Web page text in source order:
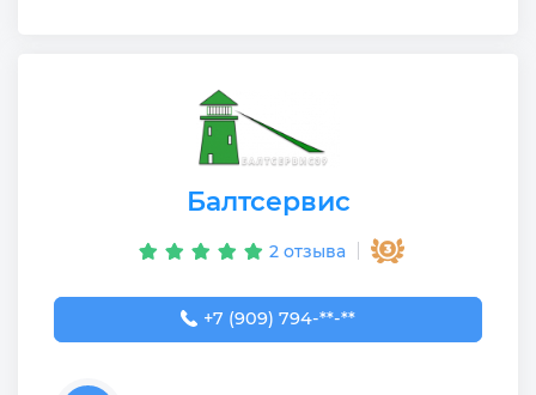
Балтсервис
2 отзыва
+7 (909) 794-63-85
+7 (909) 794-**-**